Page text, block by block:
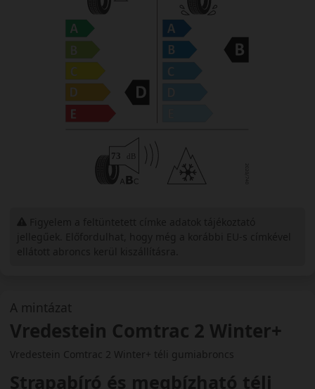
A mintázat
Vredestein Comtrac 2 Winter+
Vredestein Comtrac 2 Winter+ téli gumiabroncs
Strapabíró és megbízható téli